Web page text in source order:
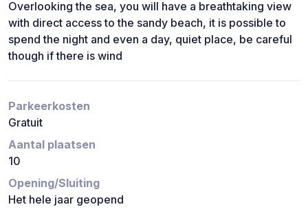
Overlooking the sea, you will have a breathtaking view
with direct access to the sandy beach, it is possible to
spend the night and even a day, quiet place, be careful
though if there is wind
Parkeerkosten
Gratuit
Aantal plaatsen
10
Opening/Sluiting
Het hele jaar geopend